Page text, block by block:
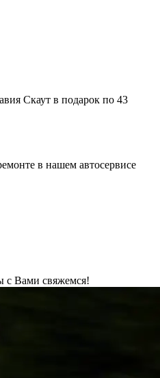
Скаут в подарок по 43
в нашем автосервисе
с Вами свяжемся!